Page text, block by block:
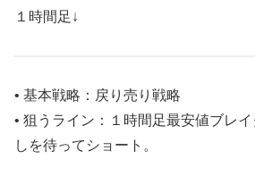
１時間足↓
• 基本戦略：戻り売り戦略
• 狙うライン：１時間足最安値ブレ
しを待ってショート。